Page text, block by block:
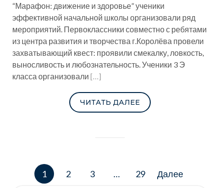
“Марафон: движение и здоровье” ученики
эффективной начальной школы организовали ряд
мероприятий. Первоклассники совместно с ребятами
из центра развития и творчества г.Королёва провели
захватывающий квест: проявили смекалку, ловкость,
выносливость и любознательность. Ученики 3 Э
класса организовали […]
ЧИТАТЬ ДАЛЕЕ
Навигация
записям
1 2 3 … 29 Далее